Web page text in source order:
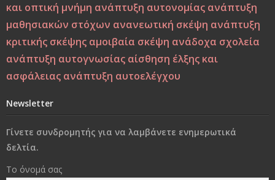
Το δέντρο, το πουλί και τα φτερά: Η αλληγορία της
πίστης στον εαυτό στους ύποπτους καιρούς
Η Παιδεία και η Μάθηση υπό το Πρίσμα του Δημήτρη
Λιαντίνη – Ακαδημαϊκή και Υπαρξιακή Επανεξέταση
Η σωματική βία: Η κορυφή του παγόβουνου, οι σιωπηλές
μορφές βίας που προμηνύουν το κακό
άνθρωπος..!
και οπτική μνήμη ανάπτυξη αυτονομίας ανάπτυξη
μαθησιακών στόχων ανανεωτική σκέψη ανάπτυξη
κριτικής σκέψης αμοιβαία σκέψη ανάδοχα σχολεία
ανάπτυξη αυτογνωσίας αίσθηση έλξης και
ασφάλειας ανάπτυξη αυτοελέγχου
Newsletter
Γίνετε συνδρομητής για να λαμβάνετε ενημερωτικά
δελτία.
Το όνομά σας